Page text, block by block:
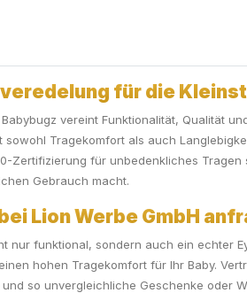
für die
vereint Funktionalität, Qualität
Tragekomfort als auch
Zertifizierung für unbedenkliches
Gebrauch macht.
Lion Werbe GmbH
nur funktional, sondern auch ein echter
hohen Tragekomfort für Ihr Baby.
so unvergleichliche Geschenke oder